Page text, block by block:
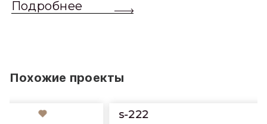
обычный одинарный кирпич. Размер блоков различен
Подробнее
Похожие проекты